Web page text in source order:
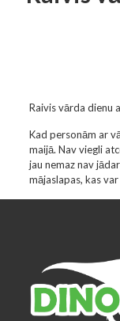
Raivis vārda dienu
Kad personām ar
maijā. Nav viegli
jau nemaz nav
mājaslapas, kas